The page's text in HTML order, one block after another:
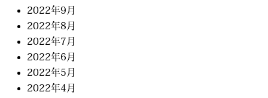
2022年9月
2022年8月
2022年7月
2022年6月
2022年5月
2022年4月